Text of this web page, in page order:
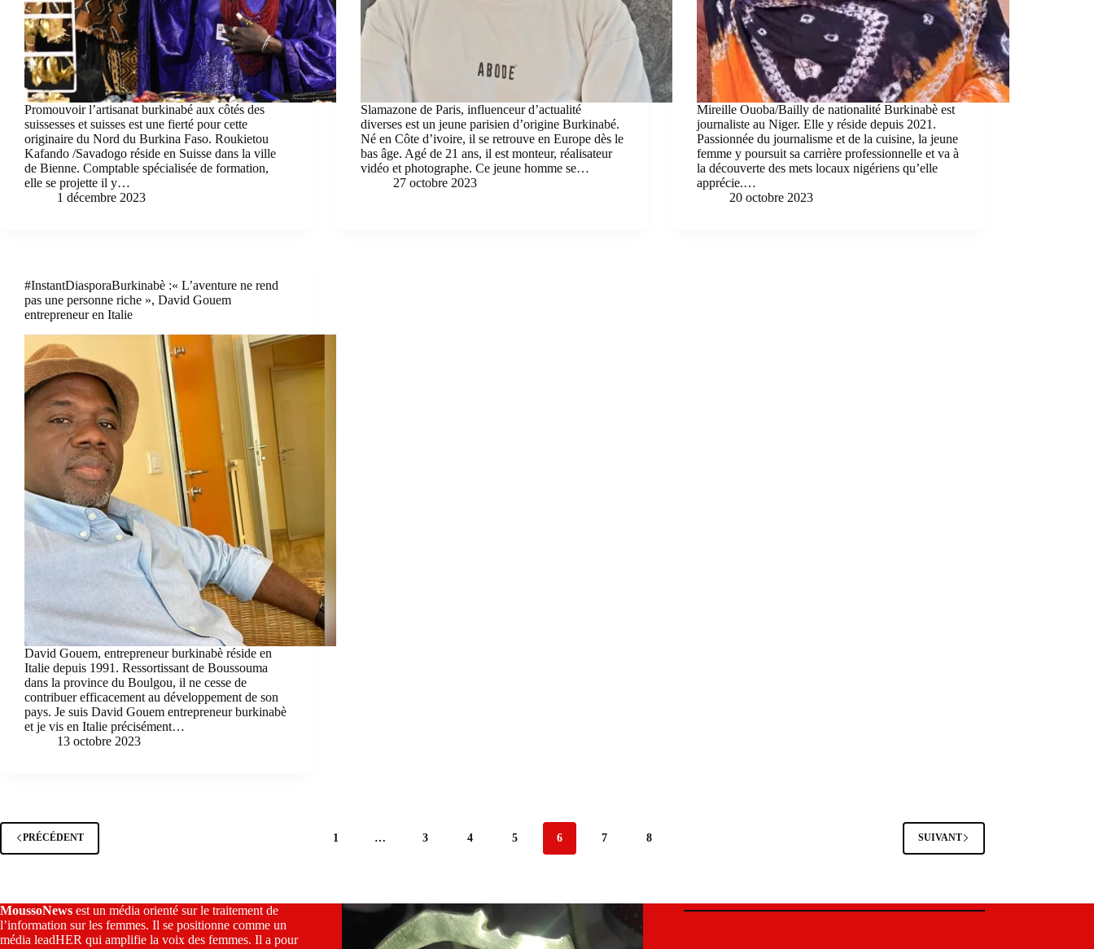
Promouvoir l’artisanat burkinabé aux côtés des
suissesses et suisses est une fierté pour cette
originaire du Nord du Burkina Faso. Roukietou
Kafando /Savadogo réside en Suisse dans la ville
de Bienne. Comptable spécialisée de formation,
elle se projette il y…
1 décembre 2023
Slamazone de Paris, influenceur d’actualité
diverses est un jeune parisien d’origine Burkinabé.
Né en Côte d’ivoire, il se retrouve en Europe dès le
bas âge. Agé de 21 ans, il est monteur, réalisateur
vidéo et photographe. Ce jeune homme se…
27 octobre 2023
Mireille Ouoba/Bailly de nationalité Burkinabè est
journaliste au Niger. Elle y réside depuis 2021.
Passionnée du journalisme et de la cuisine, la jeune
femme y poursuit sa carrière professionnelle et va à
la découverte des mets locaux nigériens qu’elle
apprécie.…
20 octobre 2023
#InstantDiasporaBurkinabè :« L’aventure ne rend
pas une personne riche », David Gouem
entrepreneur en Italie
David Gouem, entrepreneur burkinabè réside en
Italie depuis 1991. Ressortissant de Boussouma
dans la province du Boulgou, il ne cesse de
contribuer efficacement au développement de son
pays. Je suis David Gouem entrepreneur burkinabè
et je vis en Italie précisément…
13 octobre 2023
PRÉCÉDENT 1 … 3 4 5 6 7 8 SUIVANT
MoussoNews est un média orienté sur le traitement de
l’information sur les femmes. Il se positionne comme un
média leadHER qui amplifie la voix des femmes. Il a pour